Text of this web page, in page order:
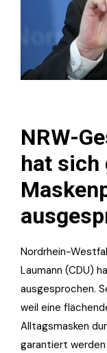
NRW-
hat sich
Nordrhein-
Laumann (CDU)
ausgesprochen.
weil eine
Alltagsmasken
garantiert